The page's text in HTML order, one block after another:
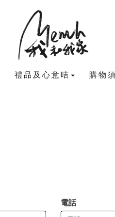
禮品及心意咭 購物
電話